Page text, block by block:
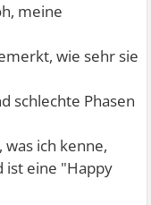
meine
wie sehr sie
schlechte Phasen
ich kenne,
eine "Happy